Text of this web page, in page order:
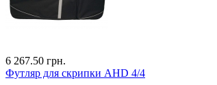
6 267.50 грн.
Футляр для скрипки AHD 4/4